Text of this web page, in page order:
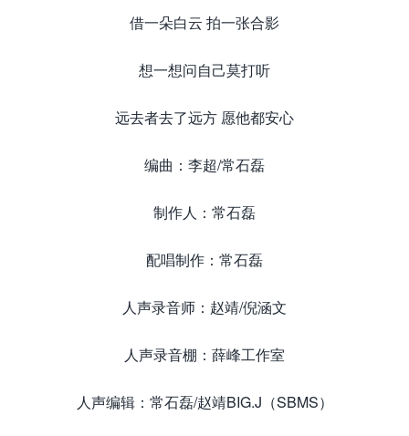
借一朵白云 拍一张合影
想一想问自己莫打听
远去者去了远方 愿他都安心
编曲：李超/常石磊
制作人：常石磊
配唱制作：常石磊
人声录音师：赵靖/倪涵文
人声录音棚：薛峰工作室
人声编辑：常石磊/赵靖BIG.J（SBMS）